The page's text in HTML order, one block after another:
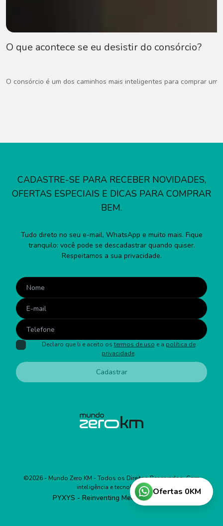
Ofertas 0KM
O que acontece se eu desistir do consórcio?
O consórcio é um dos caminhos mais inteligentes para comprar
CADASTRE-SE PARA RECEBER NOVIDADES,
OFERTAS ESPECIAIS E DICAS PARA COMPRAR
BEM.
Tudo direto no seu e-mail, WhatsApp e muito mais. Fique
tranquilo: você pode se descadastrar quando quiser.
Respeitamos a sua privacidade.
Declaro que li e aceito os termos de uso e a política de
privacidade.
Cadastrar
©2026 - Mundo Zero KM - Todos os Direitos Reservados. Com
inteligência e tecnologia:
PYXYS - Reinventing Media Business